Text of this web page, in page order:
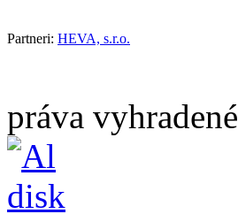
Partneri: HEVA, s.r.o.
práva vyhradené